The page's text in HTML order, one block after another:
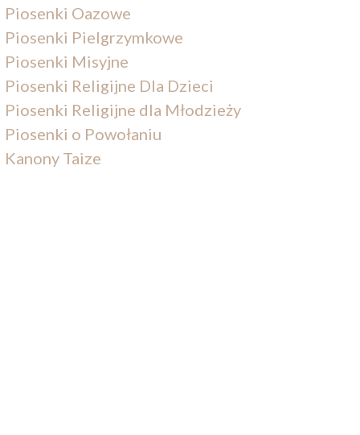
Piosenki Oazowe
Piosenki Pielgrzymkowe
Piosenki Misyjne
Piosenki Religijne Dla Dzieci
Piosenki Religijne dla Młodzieży
Piosenki o Powołaniu
Kanony Taize